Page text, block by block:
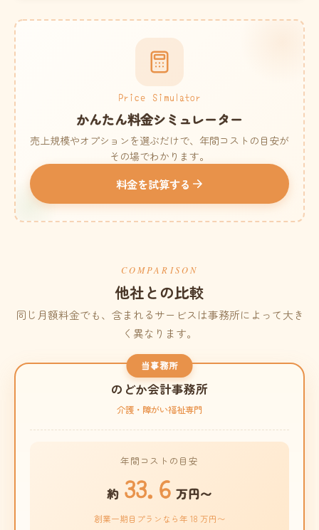
Price Simulator
かんたん料金シミュレーター
売上規模やオプションを選ぶだけで、年間コストの目安が
その場でわかります。
料金を試算する
COMPARISON
他社との比較
同じ月額料金でも、含まれるサービスは事務所によって大き
く異なります。
当事務所
のどか会計事務所
介護・障がい福祉専門
年間コストの目安
約 33.6 万円〜
創業一期目プランなら年 18 万円〜